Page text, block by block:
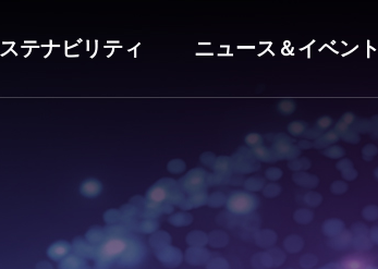
テナビリティ ニュース＆イベント